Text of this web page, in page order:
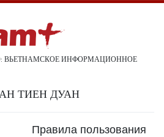
ВЬЕТНАМСКОЕ ИНФОРМАЦИОННОЕ
ТИЕН ДУАН
Правила пользования